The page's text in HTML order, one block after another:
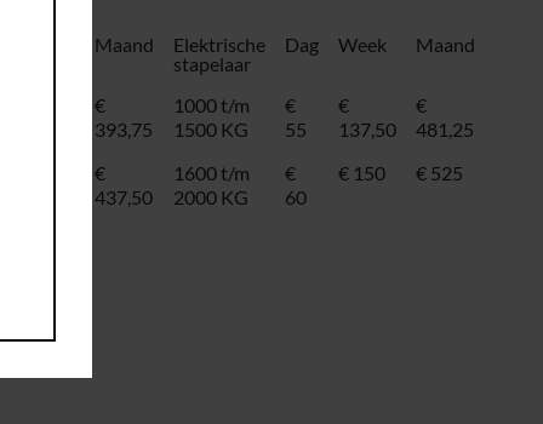
Maand
Elektrische
stapelaar
Dag Week Maand
€
393,75
1000 t/m
1500 KG
€
55
€
137,50
€
481,25
€
437,50
1600 t/m
2000 KG
€
60
€ 150 € 525